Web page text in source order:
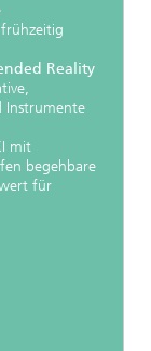
Reality
Instrumente
mit
begehbare
für